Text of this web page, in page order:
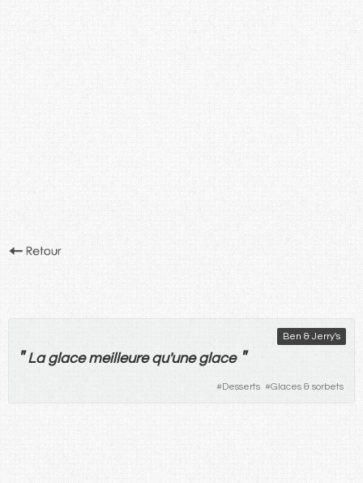
Ben & Jerry's
" La glace meilleurequ'une glace "
#Desserts #Glaces & sorbets